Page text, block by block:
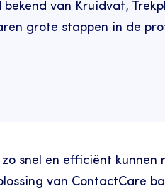
bekend van Kruidvat,
grote stappen in de
snel en efficiënt
van ContactCare